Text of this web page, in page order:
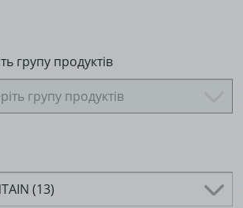
групу продуктів
групу продуктів
(13)